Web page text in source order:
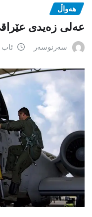
هەواڵ
عەلی زەیدی
سەرنوسەر ئاب 2, 2026